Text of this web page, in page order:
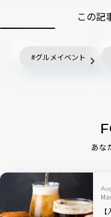
この記
グルメイベント
あな